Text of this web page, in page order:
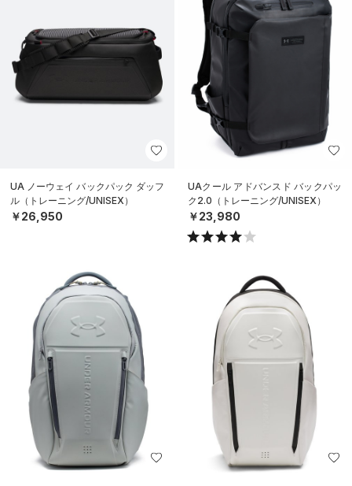
UA ノーウェイ バックパック ダッフ
ル（トレーニング/UNISEX）
￥26,950
UAクール アドバンスド バックパッ
ク2.0（トレーニング/UNISEX）
￥23,980